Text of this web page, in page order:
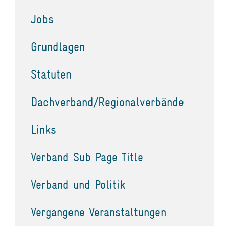
Jobs
Grundlagen
Statuten
Dachverband/Regionalverbände
Links
Verband Sub Page Title
Verband und Politik
Vergangene Veranstaltungen